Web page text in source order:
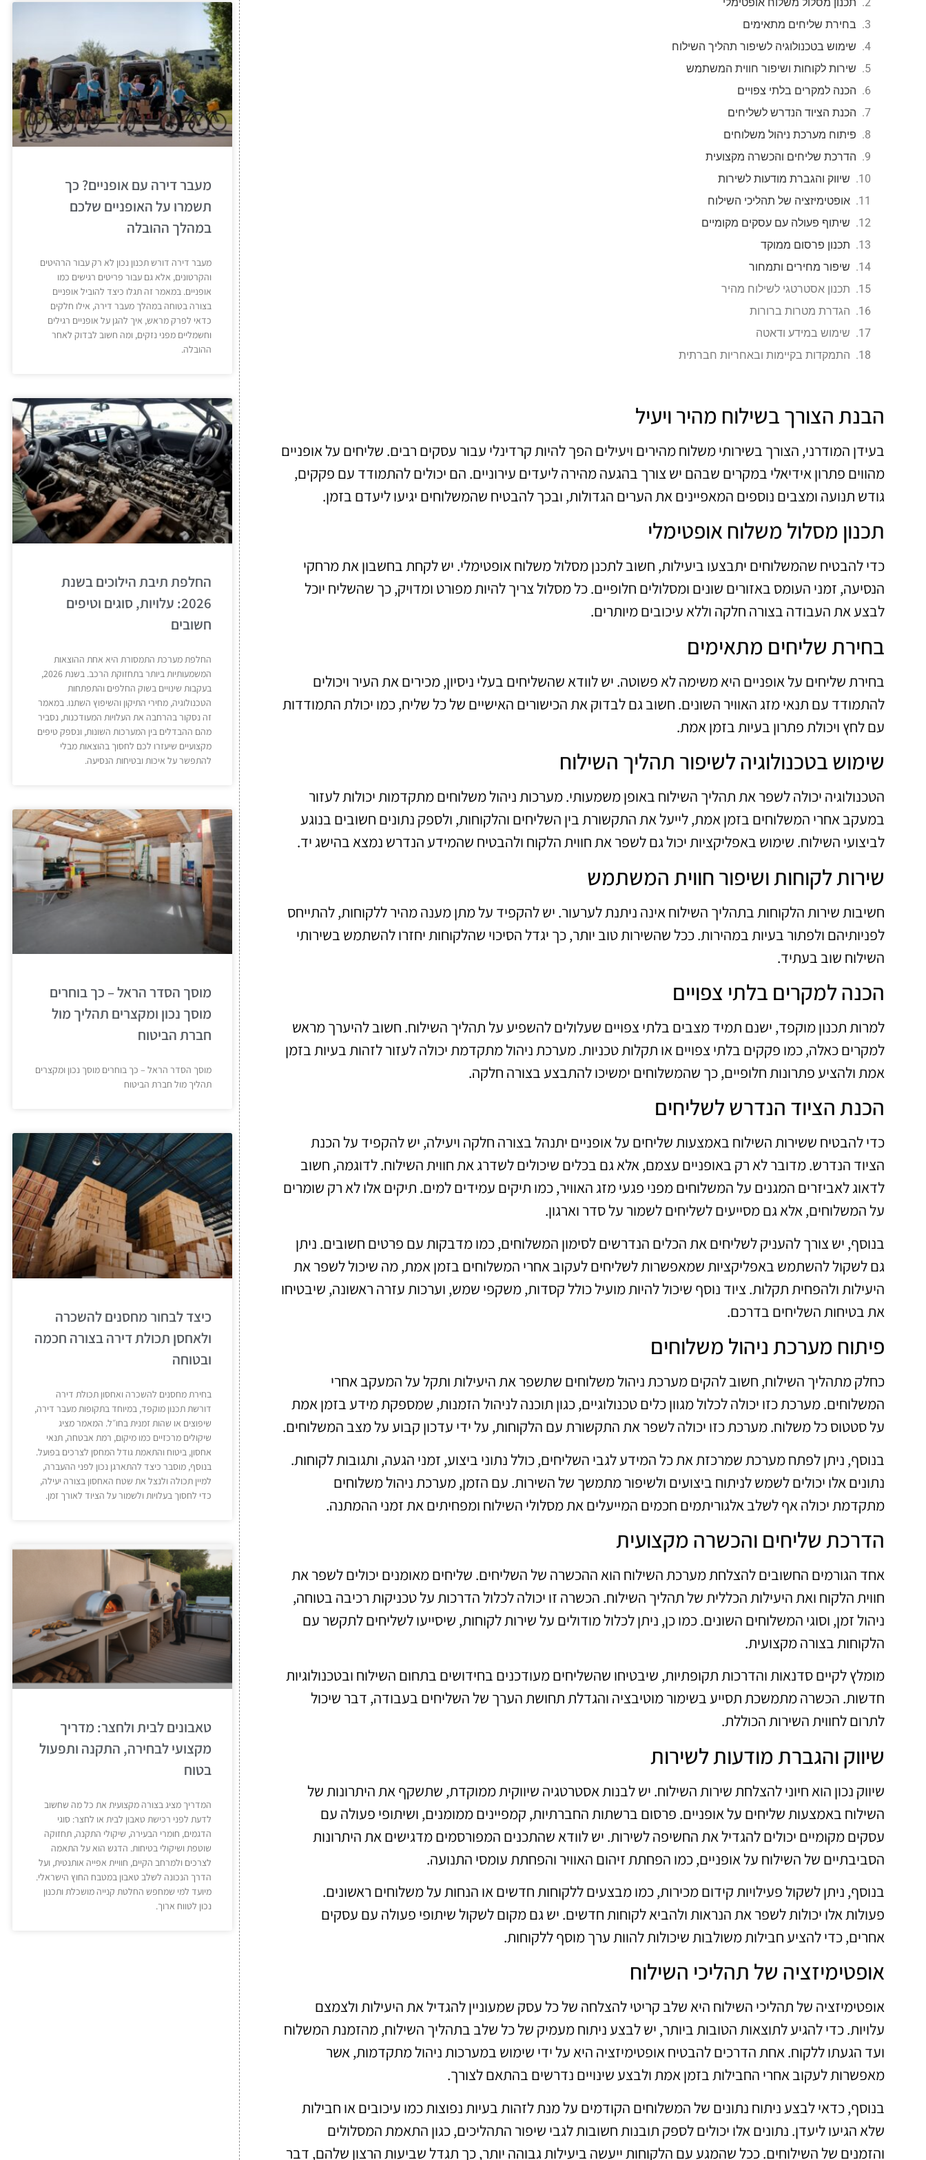
בחירת שליחים מתאימים
שימוש בטכנולוגיה לשיפור תהליך השילוח
שירות לקוחות ושיפור חווית המשתמש
הכנה למקרים בלתי צפויים
הכנת הציוד הנדרש לשליחים
פיתוח מערכת ניהול משלוחים
הדרכת שליחים והכשרה מקצועית
שיווק והגברת מודעות לשירות
אופטימיזציה של תהליכי השילוח
שיתוף פעולה עם עסקים מקומיים
תכנון פרסום ממוקד
שיפור מחירים ותמחור
תכנון אסטרטגי לשילוח מהיר
הגדרת מטרות ברורות
שימוש במידע ודאטה
התמקדות בקיימות ובאחריות חברתית
הבנת הצורך בשילוח מהיר ויעיל
בעידן המודרני, הצורך בשירותי משלוח מהירים ויעילים הפך להיות קרדינלי עבור עסקים רבים. שליחים על אופניים
מהווים פתרון אידיאלי במקרים שבהם יש צורך בהגעה מהירה ליעדים עירוניים. הם יכולים להתמודד עם פקקים,
גודש תנועה ומצבים נוספים המאפיינים את הערים הגדולות, ובכך להבטיח שהמשלוחים יגיעו ליעדם בזמן.
תכנון מסלול משלוח אופטימלי
כדי להבטיח שהמשלוחים יתבצעו ביעילות, חשוב לתכנן מסלול משלוח אופטימלי. יש לקחת בחשבון את מרחקי
הנסיעה, זמני העומס באזורים שונים ומסלולים חלופיים. כל מסלול צריך להיות מפורט ומדויק, כך שהשליח יוכל
לבצע את העבודה בצורה חלקה וללא עיכובים מיותרים.
בחירת שליחים מתאימים
בחירת שליחים על אופניים היא משימה לא פשוטה. יש לוודא שהשליחים בעלי ניסיון, מכירים את העיר ויכולים
להתמודד עם תנאי מזג האוויר השונים. חשוב גם לבדוק את הכישורים האישיים של כל שליח, כמו יכולת התמודדות
עם לחץ ויכולת פתרון בעיות בזמן אמת.
שימוש בטכנולוגיה לשיפור תהליך השילוח
הטכנולוגיה יכולה לשפר את תהליך השילוח באופן משמעותי. מערכות ניהול משלוחים מתקדמות יכולות לעזור
במעקב אחרי המשלוחים בזמן אמת, לייעל את התקשורת בין השליחים והלקוחות, ולספק נתונים חשובים בנוגע
לביצועי השילוח. שימוש באפליקציות יכול גם לשפר את חווית הלקוח ולהבטיח שהמידע הנדרש נמצא בהישג יד.
שירות לקוחות ושיפור חווית המשתמש
חשיבות שירות הלקוחות בתהליך השילוח אינה ניתנת לערעור. יש להקפיד על מתן מענה מהיר ללקוחות, להתייחס
לפניותיהם ולפתור בעיות במהירות. ככל שהשירות טוב יותר, כך יגדל הסיכוי שהלקוחות יחזרו להשתמש בשירותי
השילוח שוב בעתיד.
הכנה למקרים בלתי צפויים
למרות תכנון מוקפד, ישנם תמיד מצבים בלתי צפויים שעלולים להשפיע על תהליך השילוח. חשוב להיערך מראש
למקרים כאלה, כמו פקקים בלתי צפויים או תקלות טכניות. מערכת ניהול מתקדמת יכולה לעזור לזהות בעיות בזמן
אמת ולהציע פתרונות חלופיים, כך שהמשלוחים ימשיכו להתבצע בצורה חלקה.
הכנת הציוד הנדרש לשליחים
כדי להבטיח ששירות השילוח באמצעות שליחים על אופניים יתנהל בצורה חלקה ויעילה, יש להקפיד על הכנת
הציוד הנדרש. מדובר לא רק באופניים עצמם, אלא גם בכלים שיכולים לשדרג את חווית השילוח. לדוגמה, חשוב
לדאוג לאביזרים המגנים על המשלוחים מפני פגעי מזג האוויר, כמו תיקים עמידים למים. תיקים אלו לא רק שומרים
על המשלוחים, אלא גם מסייעים לשליחים לשמור על סדר וארגון.
בנוסף, יש צורך להעניק לשליחים את הכלים הנדרשים לסימון המשלוחים, כמו מדבקות עם פרטים חשובים. ניתן
גם לשקול להשתמש באפליקציות שמאפשרות לשליחים לעקוב אחרי המשלוחים בזמן אמת, מה שיכול לשפר את
היעילות ולהפחית תקלות. ציוד נוסף שיכול להיות מועיל כולל קסדות, משקפי שמש, וערכות עזרה ראשונה, שיבטיחו
את בטיחות השליחים בדרכם.
פיתוח מערכת ניהול משלוחים
כחלק מתהליך השילוח, חשוב להקים מערכת ניהול משלוחים שתשפר את היעילות ותקל על המעקב אחרי
המשלוחים. מערכת כזו יכולה לכלול מגוון כלים טכנולוגיים, כגון תוכנה לניהול הזמנות, שמספקת מידע בזמן אמת
על סטטוס כל משלוח. מערכת כזו יכולה לשפר את התקשורת עם הלקוחות, על ידי עדכון קבוע על מצב המשלוחים.
בנוסף, ניתן לפתח מערכת שמרכזת את כל המידע לגבי השליחים, כולל נתוני ביצוע, זמני הגעה, ותגובות לקוחות.
נתונים אלו יכולים לשמש לניתוח ביצועים ולשיפור מתמשך של השירות. עם הזמן, מערכת ניהול משלוחים
מתקדמת יכולה אף לשלב אלגוריתמים חכמים המייעלים את מסלולי השילוח ומפחיתים את זמני ההמתנה.
הדרכת שליחים והכשרה מקצועית
אחד הגורמים החשובים להצלחת מערכת השילוח הוא ההכשרה של השליחים. שליחים מאומנים יכולים לשפר את
חווית הלקוח ואת היעילות הכללית של תהליך השילוח. הכשרה זו יכולה לכלול הדרכות על טכניקות רכיבה בטוחה,
ניהול זמן, וסוגי המשלוחים השונים. כמו כן, ניתן לכלול מודולים על שירות לקוחות, שיסייעו לשליחים לתקשר עם
הלקוחות בצורה מקצועית.
מומלץ לקיים סדנאות והדרכות תקופתיות, שיבטיחו שהשליחים מעודכנים בחידושים בתחום השילוח ובטכנולוגיות
חדשות. הכשרה מתמשכת תסייע בשימור מוטיבציה והגדלת תחושת הערך של השליחים בעבודה, דבר שיכול
לתרום לחווית השירות הכוללת.
שיווק והגברת מודעות לשירות
שיווק נכון הוא חיוני להצלחת שירות השילוח. יש לבנות אסטרטגיה שיווקית ממוקדת, שתשקף את היתרונות של
השילוח באמצעות שליחים על אופניים. פרסום ברשתות החברתיות, קמפיינים ממומנים, ושיתופי פעולה עם
עסקים מקומיים יכולים להגדיל את החשיפה לשירות. יש לוודא שהתכנים המפורסמים מדגישים את היתרונות
הסביבתיים של השילוח על אופניים, כמו הפחתת זיהום האוויר והפחתת עומסי התנועה.
בנוסף, ניתן לשקול פעילויות קידום מכירות, כמו מבצעים ללקוחות חדשים או הנחות על משלוחים ראשונים.
פעולות אלו יכולות לשפר את הנראות ולהביא לקוחות חדשים. יש גם מקום לשקול שיתופי פעולה עם עסקים
אחרים, כדי להציע חבילות משולבות שיכולות להוות ערך מוסף ללקוחות.
אופטימיזציה של תהליכי השילוח
אופטימיזציה של תהליכי השילוח היא שלב קריטי להצלחה של כל עסק שמעוניין להגדיל את היעילות ולצמצם
עלויות. כדי להגיע לתוצאות הטובות ביותר, יש לבצע ניתוח מעמיק של כל שלב בתהליך השילוח, מהזמנת המשלוח
ועד הגעתו ללקוח. אחת הדרכים להבטיח אופטימיזציה היא על ידי שימוש במערכות ניהול מתקדמות, אשר
מאפשרות לעקוב אחרי החבילות בזמן אמת ולבצע שינויים נדרשים בהתאם לצורך.
בנוסף, כדאי לבצע ניתוח נתונים של המשלוחים הקודמים על מנת לזהות בעיות נפוצות כמו עיכובים או חבילות
שלא הגיעו ליעדן. נתונים אלו יכולים לספק תובנות חשובות לגבי שיפור התהליכים, כגון התאמת המסלולים
והזמנים של השילוחים. ככל שהמגע עם הלקוחות ייעשה ביעילות גבוהה יותר, כך תגדל שביעות הרצון שלהם, דבר
מעבר דירה עם אופניים? כך
תשמרו על האופניים שלכם
במהלך ההובלה
מעבר דירה דורש תכנון נכון לא רק עבור הרהיטים
והקרטונים, אלא גם עבור פריטים רגישים כמו
אופניים. במאמר זה תגלו כיצד להוביל אופניים
בצורה בטוחה במהלך מעבר דירה, אילו חלקים
כדאי לפרק מראש, איך להגן על אופניים רגילים
וחשמליים מפני נזקים, ומה חשוב לבדוק לאחר
ההובלה.
החלפת תיבת הילוכים בשנת
2026: עלויות, סוגים וטיפים
חשובים
החלפת מערכת התמסורת היא אחת ההוצאות
המשמעותיות ביותר בתחזוקת הרכב. בשנת 2026,
בעקבות שינויים בשוק החלפים והתפתחות
הטכנולוגיה, מחירי התיקון והשיפוץ השתנו. במאמר
זה נסקור בהרחבה את העלויות המעודכנות, נסביר
מהם ההבדלים בין המערכות השונות, ונספק טיפים
מקצועיים שיעזרו לכם לחסוך בהוצאות מבלי
להתפשר על איכות ובטיחות הנסיעה.
מוסך הסדר הראל – כך בוחרים
מוסך נכון ומקצרים תהליך מול
חברת הביטוח
מוסך הסדר הראל – כך בוחרים מוסך נכון ומקצרים
תהליך מול חברת הביטוח
כיצד לבחור מחסנים להשכרה
ולאחסן תכולת דירה בצורה חכמה
ובטוחה
בחירת מחסנים להשכרה ואחסון תכולת דירה
דורשת תכנון מוקפד, במיוחד בתקופות מעבר דירה,
שיפוצים או שהות זמנית בחו״ל. המאמר מציג
שיקולים מרכזיים כמו מיקום, רמת אבטחה, תנאי
אחסון, ביטוח והתאמת גודל המחסן לצרכים בפועל.
בנוסף, מוסבר כיצד להתארגן נכון לפני ההעברה,
למיין תכולה ולנצל את שטח האחסון בצורה יעילה,
כדי לחסוך בעלויות ולשמור על הציוד לאורך זמן.
טאבונים לבית ולחצר: מדריך
מקצועי לבחירה, התקנה ותפעול
בטוח
המדריך מציג בצורה מקצועית את כל מה שחשוב
לדעת לפני רכישת טאבון לבית או לחצר: סוגי
הדגמים, חומרי הבעירה, שיקולי התקנה, תחזוקה
שוטפת ושיקולי בטיחות. הדגש הוא על התאמה
לצרכים ולמרחב הקיים, חוויית אפייה אותנטית, ועל
הדרך הנכונה לשלב טאבון במטבח החוץ הישראלי.
מיועד למי שמחפש החלטת קנייה מושכלת ותכנון
נכון לטווח ארוך.